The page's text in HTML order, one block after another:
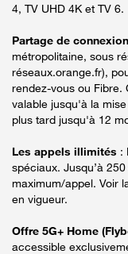
4, TV UHD 4K et TV 6.
Partage de
métropolitaine, sous
réseaux.orange.fr),
rendez-vous ou Fibre.
valable jusqu'à la
plus tard jusqu'à 12
Les appels illimités :
spéciaux. Jusqu’à
maximum/appel. Voir
en vigueur.
Offre 5G+ Home
accessible